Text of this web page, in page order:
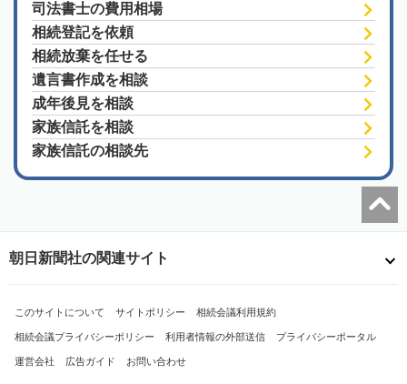
司法書士の費用相場
相続登記を依頼
相続放棄を任せる
遺言書作成を相談
成年後見を相談
家族信託を相談
家族信託の相談先
朝日新聞社の関連サイト
このサイトについて サイトポリシー 相続会議利用規約
相続会議プライバシーポリシー 利用者情報の外部送信 プライバシーポータル
運営会社 広告ガイド お問い合わせ